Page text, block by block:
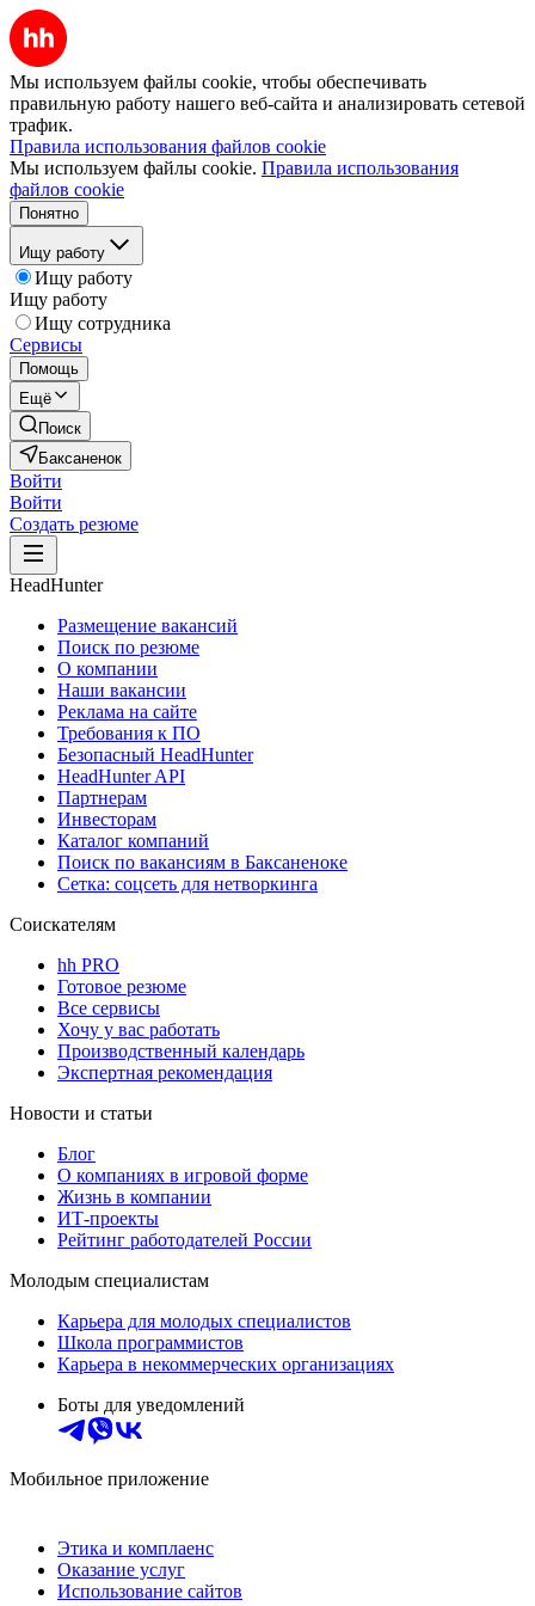
Мы используем файлы cookie, чтобы обеспечивать
правильную работу нашего веб-сайта и анализировать сетевой
трафик.
Правила использования файлов cookie
Мы используем файлы cookie. Правила использования
файлов cookie
Понятно
Ищу работу
Ищу работу
Ищу работу
Ищу сотрудника
Сервисы
Помощь
Ещё
Поиск
Баксаненок
Войти
Войти
Создать резюме
HeadHunter
Размещение вакансий
Поиск по резюме
О компании
Наши вакансии
Реклама на сайте
Требования к ПО
Безопасный HeadHunter
HeadHunter API
Партнерам
Инвесторам
Каталог компаний
Поиск по вакансиям в Баксаненоке
Сетка: соцсеть для нетворкинга
Соискателям
hh PRO
Готовое резюме
Все сервисы
Хочу у вас работать
Производственный календарь
Экспертная рекомендация
Новости и статьи
Блог
О компаниях в игровой форме
Жизнь в компании
ИТ-проекты
Рейтинг работодателей России
Молодым специалистам
Карьера для молодых специалистов
Школа программистов
Карьера в некоммерческих организациях
Боты для уведомлений
Мобильное приложение
Этика и комплаенс
Оказание услуг
Использование сайтов